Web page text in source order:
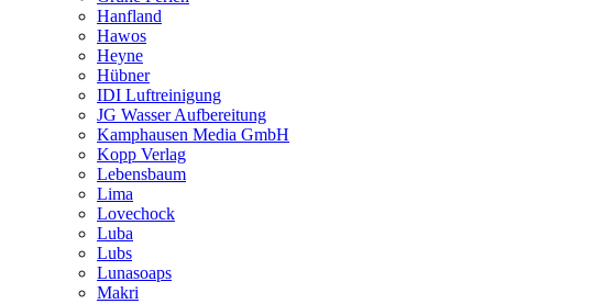
Hanfland
Hawos
Heyne
Hübner
IDI Luftreinigung
JG Wasser Aufbereitung
Kamphausen Media GmbH
Kopp Verlag
Lebensbaum
Lima
Lovechock
Luba
Lubs
Lunasoaps
Makri